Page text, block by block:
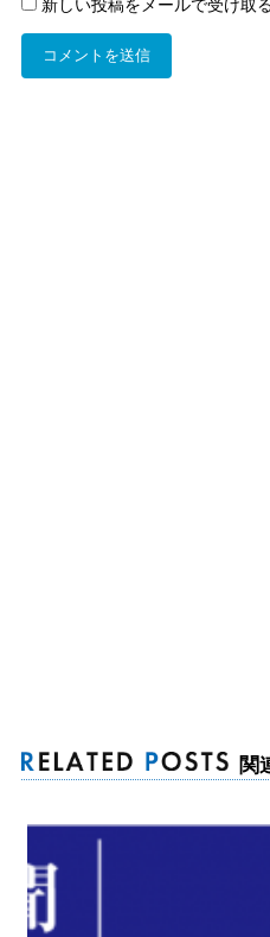
新しい投稿をメールで受け取
関